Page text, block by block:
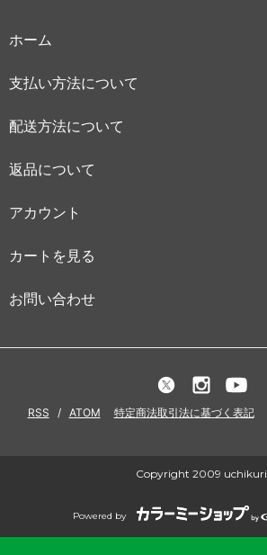
ホーム
支払い方法について
配送方法について
返品について
アカウント
カートを見る
お問い合わせ
RSS / ATOM 特定商法取引法に基づく表記
Copyright 2009 uchikuri
Powered by